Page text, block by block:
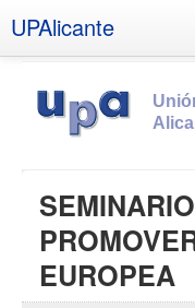
UPAlicante
Socios
Estatutos
EUROPEA